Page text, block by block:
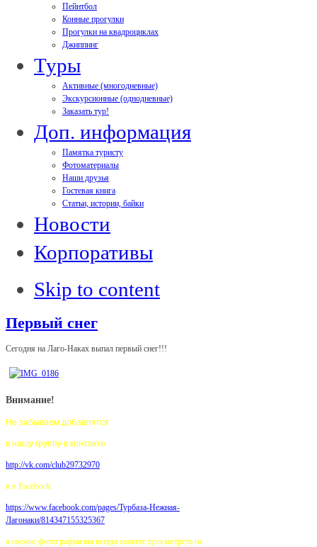
Пейнтбол
Конные прогулки
Прогулки на квадроциклах
Джиппинг
Туры
Активные (многодневные)
Экскурсионные (однодневные)
Заказать тур!
Доп. информация
Памятка туристу
Фотоматериалы
Наши друзья
Гостевая книга
Статьи, истории, байки
Новости
Корпоративы
Skip to content
Первый снег
Сегодня на Лаго-Наках выпал первый снег!!!
Внимание!
Не забываем добавлятся
в нашу группу в контакте
http://vk.com/club29732970
и в Facebook
https://www.facebook.com/pages/Турбаза-Нежная-
Лагонаки/814347155325367
а свежие фотографии вы всегда можете просмотреть на